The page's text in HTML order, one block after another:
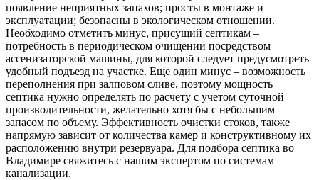
появление неприятных запахов; просты в монтаже и
эксплуатации; безопасны в экологическом отношении.
Необходимо отметить минус, присущий септикам –
потребность в периодическом очищении посредством
ассенизаторской машины, для которой следует предусмотреть
удобный подъезд на участке. Еще один минус – возможность
переполнения при залповом сливе, поэтому мощность
септика нужно определять по расчету с учетом суточной
производительности, желательно хотя бы с небольшим
запасом по объему. Эффективность очистки стоков, также
напрямую зависит от количества камер и конструктивному их
расположению внутри резервуара. Для подбора септика во
Владимире свяжитесь с нашим экспертом по системам
канализации.